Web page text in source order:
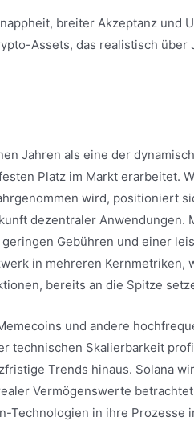
breiter Akzeptanz und
Assets, das realistisch über
Jahren als eine der
Platz im Markt erarbeitet.
wird, positioniert
dezentraler Anwendungen.
Gebühren und einer
in mehreren Kernmetriken,
bereits an die Spitze
und andere
technischen Skalierbarkeit
Trends hinaus. Solana
Vermögenswerte
Technologien in ihre Prozesse